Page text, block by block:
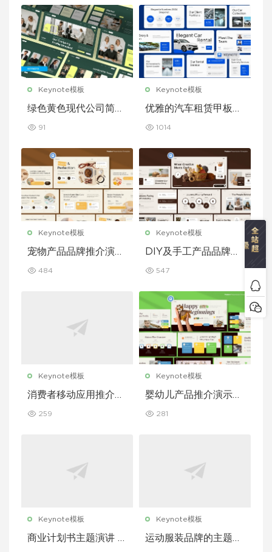
Keynote模板
绿色黄色现代公司简介
91
Keynote模板
优雅的汽车租赁甲板主
1014
Keynote模板
宠物产品品牌推介演示
e 模板
484
Keynote模板
DIY及手工产品品牌推
eynote 模板
547
Keynote模板
消费者移动应用推介演
ote 模板
259
Keynote模板
婴幼儿产品推介演示文
模板
281
Keynote模板
商业计划书主题演讲 K
Keynote模板
运动服装品牌的主题演